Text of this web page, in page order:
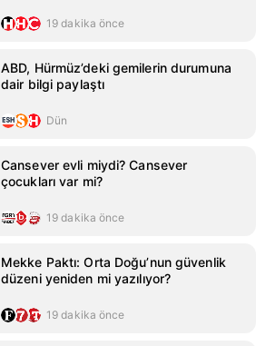
19 dakika önce
ABD, Hürmüz’deki gemilerin durumuna
dair bilgi paylaştı
Dün
Cansever evli miydi? Cansever
çocukları var mi?
19 dakika önce
Mekke Paktı: Orta Doğu’nun güvenlik
düzeni yeniden mi yazılıyor?
19 dakika önce